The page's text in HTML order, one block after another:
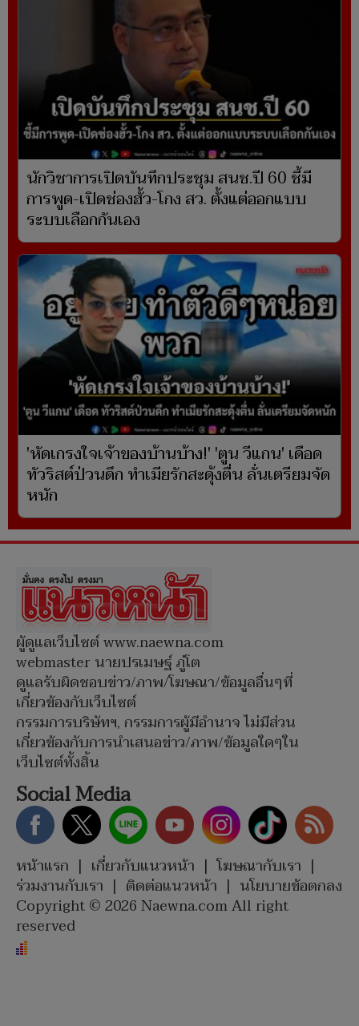
นักวิชาการเปิดบันทึกประชุม สนช.ปี 60 ชี้มี
การพูด-เปิดช่องฮั้ว-โกง สว. ตั้งแต่ออกแบบ
ระบบเลือกกันเอง
'หัดเกรงใจเจ้าของบ้านบ้าง!' 'ตูน วีแกน' เดือด
ทัวริสต์ป่วนดึก ทำเมียรักสะดุ้งตื่น ลั่นเตรียมจัด
หนัก
ผู้ดูแลเว็บไซต์ www.naewna.com
webmaster นายปรเมษฐ์ ภู่โต
ดูแลรับผิดชอบข่าว/ภาพ/โฆษณา/ข้อมูลอื่นๆที่
เกี่ยวข้องกับเว็บไซต์
กรรมการบริษัทฯ, กรรมการผู้มีอำนาจ ไม่มีส่วน
เกี่ยวข้องกับการนำเสนอข่าว/ภาพ/ข้อมูลใดๆใน
เว็บไซต์ทั้งสิ้น
Social Media
หน้าแรก | เกี่ยวกับแนวหน้า | โฆษณากับเรา |
ร่วมงานกับเรา | ติดต่อแนวหน้า | นโยบายข้อตกลง
Copyright © 2026 Naewna.com All right
reserved